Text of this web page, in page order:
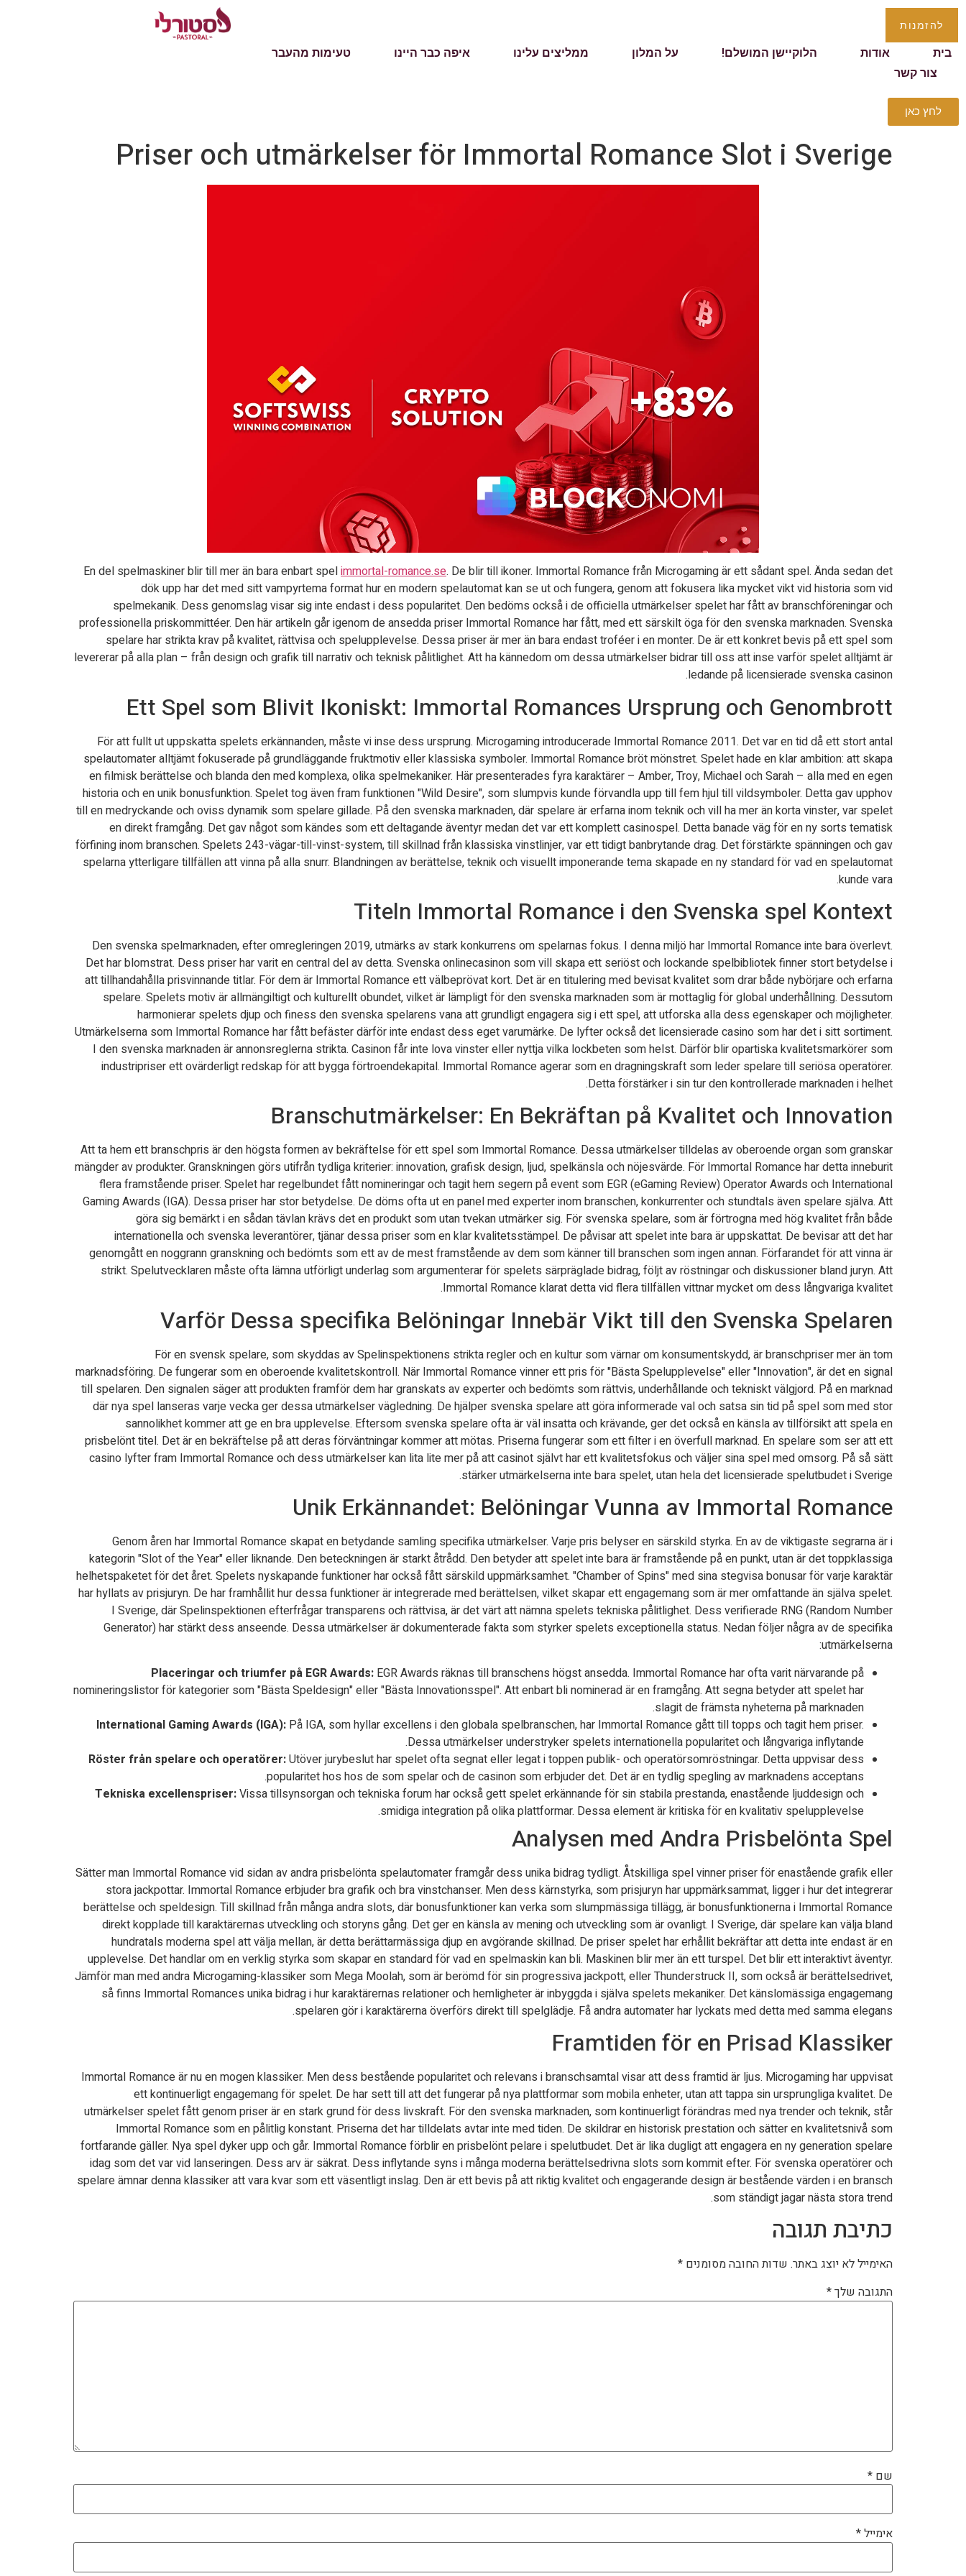
להזמנות
בית אודות הלוקיישן המושלם! על המלון ממליצים עלינו איפה כבר היינו
טעימות מהעבר
צור קשר
לחץ כאן
Priser och utmärkelser för Immortal Romance Slot i Sverige
En del spelmaskiner blir till mer än bara enbart spelimmortal-romance.se. De blir till ikoner. Immortal Romance från Microgaming är ett sådant spel. Ända sedan det
dök upp har det med sitt vampyrtema format hur en modern spelautomat kan se ut och fungera, genom att fokusera lika mycket vikt vid historia som vid
spelmekanik. Dess genomslag visar sig inte endast i dess popularitet. Den bedöms också i de officiella utmärkelser spelet har fått av branschföreningar och
professionella priskommittéer. Den här artikeln går igenom de ansedda priser Immortal Romance har fått, med ett särskilt öga för den svenska marknaden. Svenska
spelare har strikta krav på kvalitet, rättvisa och spelupplevelse. Dessa priser är mer än bara endast troféer i en monter. De är ett konkret bevis på ett spel som
levererar på alla plan – från design och grafik till narrativ och teknisk pålitlighet. Att ha kännedom om dessa utmärkelser bidrar till oss att inse varför spelet alltjämt är
ledande på licensierade svenska casinon.
Ett Spel som Blivit Ikoniskt: Immortal Romances Ursprung och Genombrott
För att fullt ut uppskatta spelets erkännanden, måste vi inse dess ursprung. Microgaming introducerade Immortal Romance 2011. Det var en tid då ett stort antal
spelautomater alltjämt fokuserade på grundläggande fruktmotiv eller klassiska symboler. Immortal Romance bröt mönstret. Spelet hade en klar ambition: att skapa
en filmisk berättelse och blanda den med komplexa, olika spelmekaniker. Här presenterades fyra karaktärer – Amber, Troy, Michael och Sarah – alla med en egen
historia och en unik bonusfunktion. Spelet tog även fram funktionen "Wild Desire", som slumpvis kunde förvandla upp till fem hjul till vildsymboler. Detta gav upphov
till en medryckande och oviss dynamik som spelare gillade. På den svenska marknaden, där spelare är erfarna inom teknik och vill ha mer än korta vinster, var spelet
en direkt framgång. Det gav något som kändes som ett deltagande äventyr medan det var ett komplett casinospel. Detta banade väg för en ny sorts tematisk
förfining inom branschen. Spelets 243-vägar-till-vinst-system, till skillnad från klassiska vinstlinjer, var ett tidigt banbrytande drag. Det förstärkte spänningen och gav
spelarna ytterligare tillfällen att vinna på alla snurr. Blandningen av berättelse, teknik och visuellt imponerande tema skapade en ny standard för vad en spelautomat
kunde vara.
Titeln Immortal Romance i den Svenska spel Kontext
Den svenska spelmarknaden, efter omregleringen 2019, utmärks av stark konkurrens om spelarnas fokus. I denna miljö har Immortal Romance inte bara överlevt.
Det har blomstrat. Dess priser har varit en central del av detta. Svenska onlinecasinon som vill skapa ett seriöst och lockande spelbibliotek finner stort betydelse i
att tillhandahålla prisvinnande titlar. För dem är Immortal Romance ett välbeprövat kort. Det är en titulering med bevisat kvalitet som drar både nybörjare och erfarna
spelare. Spelets motiv är allmängiltigt och kulturellt obundet, vilket är lämpligt för den svenska marknaden som är mottaglig för global underhållning. Dessutom
harmonierar spelets djup och finess den svenska spelarens vana att grundligt engagera sig i ett spel, att utforska alla dess egenskaper och möjligheter.
Utmärkelserna som Immortal Romance har fått befäster därför inte endast dess eget varumärke. De lyfter också det licensierade casino som har det i sitt sortiment.
I den svenska marknaden är annonsreglerna strikta. Casinon får inte lova vinster eller nyttja vilka lockbeten som helst. Därför blir opartiska kvalitetsmarkörer som
industripriser ett ovärderligt redskap för att bygga förtroendekapital. Immortal Romance agerar som en dragningskraft som leder spelare till seriösa operatörer.
Detta förstärker i sin tur den kontrollerade marknaden i helhet.
Branschutmärkelser: En Bekräftan på Kvalitet och Innovation
Att ta hem ett branschpris är den högsta formen av bekräftelse för ett spel som Immortal Romance. Dessa utmärkelser tilldelas av oberoende organ som granskar
mängder av produkter. Granskningen görs utifrån tydliga kriterier: innovation, grafisk design, ljud, spelkänsla och nöjesvärde. För Immortal Romance har detta inneburit
flera framstående priser. Spelet har regelbundet fått nomineringar och tagit hem segern på event som EGR (eGaming Review) Operator Awards och International
Gaming Awards (IGA). Dessa priser har stor betydelse. De döms ofta ut en panel med experter inom branschen, konkurrenter och stundtals även spelare själva. Att
göra sig bemärkt i en sådan tävlan krävs det en produkt som utan tvekan utmärker sig. För svenska spelare, som är förtrogna med hög kvalitet från både
internationella och svenska leverantörer, tjänar dessa priser som en klar kvalitetsstämpel. De påvisar att spelet inte bara är uppskattat. De bevisar att det har
genomgått en noggrann granskning och bedömts som ett av de mest framstående av dem som känner till branschen som ingen annan. Förfarandet för att vinna är
strikt. Spelutvecklaren måste ofta lämna utförligt underlag som argumenterar för spelets särpräglade bidrag, följt av röstningar och diskussioner bland juryn. Att
Immortal Romance klarat detta vid flera tillfällen vittnar mycket om dess långvariga kvalitet.
Varför Dessa specifika Belöningar Innebär Vikt till den Svenska Spelaren
För en svensk spelare, som skyddas av Spelinspektionens strikta regler och en kultur som värnar om konsumentskydd, är branschpriser mer än tom
marknadsföring. De fungerar som en oberoende kvalitetskontroll. När Immortal Romance vinner ett pris för "Bästa Spelupplevelse" eller "Innovation", är det en signal
till spelaren. Den signalen säger att produkten framför dem har granskats av experter och bedömts som rättvis, underhållande och tekniskt välgjord. På en marknad
där nya spel lanseras varje vecka ger dessa utmärkelser vägledning. De hjälper svenska spelare att göra informerade val och satsa sin tid på spel som med stor
sannolikhet kommer att ge en bra upplevelse. Eftersom svenska spelare ofta är väl insatta och krävande, ger det också en känsla av tillförsikt att spela en
prisbelönt titel. Det är en bekräftelse på att deras förväntningar kommer att mötas. Priserna fungerar som ett filter i en överfull marknad. En spelare som ser att ett
casino lyfter fram Immortal Romance och dess utmärkelser kan lita lite mer på att casinot självt har ett kvalitetsfokus och väljer sina spel med omsorg. På så sätt
stärker utmärkelserna inte bara spelet, utan hela det licensierade spelutbudet i Sverige.
Unik Erkännandet: Belöningar Vunna av Immortal Romance
Genom åren har Immortal Romance skapat en betydande samling specifika utmärkelser. Varje pris belyser en särskild styrka. En av de viktigaste segrarna är i
kategorin "Slot of the Year" eller liknande. Den beteckningen är starkt åtrådd. Den betyder att spelet inte bara är framstående på en punkt, utan är det toppklassiga
helhetspaketet för det året. Spelets nyskapande funktioner har också fått särskild uppmärksamhet. "Chamber of Spins" med sina stegvisa bonusar för varje karaktär
har hyllats av prisjuryn. De har framhållit hur dessa funktioner är integrerade med berättelsen, vilket skapar ett engagemang som är mer omfattande än själva spelet.
I Sverige, där Spelinspektionen efterfrågar transparens och rättvisa, är det värt att nämna spelets tekniska pålitlighet. Dess verifierade RNG (Random Number
Generator) har stärkt dess anseende. Dessa utmärkelser är dokumenterade fakta som styrker spelets exceptionella status. Nedan följer några av de specifika
utmärkelserna:
Placeringar och triumfer på EGR Awards: EGR Awards räknas till branschens högst ansedda. Immortal Romance har ofta varit närvarande på
nomineringslistor för kategorier som "Bästa Speldesign" eller "Bästa Innovationsspel". Att enbart bli nominerad är en framgång. Att segna betyder att spelet har
slagit de främsta nyheterna på marknaden.
International Gaming Awards (IGA): På IGA, som hyllar excellens i den globala spelbranschen, har Immortal Romance gått till topps och tagit hem priser.
Dessa utmärkelser understryker spelets internationella popularitet och långvariga inflytande.
Röster från spelare och operatörer:Utöver jurybeslut har spelet ofta segnat eller legat i toppen publik- och operatörsomröstningar. Detta uppvisar dess
popularitet hos hos de som spelar och de casinon som erbjuder det. Det är en tydlig spegling av marknadens acceptans.
Tekniska excellenspriser:Vissa tillsynsorgan och tekniska forum har också gett spelet erkännande för sin stabila prestanda, enastående ljuddesign och
smidiga integration på olika plattformar. Dessa element är kritiska för en kvalitativ spelupplevelse.
Analysen med Andra Prisbelönta Spel
Sätter man Immortal Romance vid sidan av andra prisbelönta spelautomater framgår dess unika bidrag tydligt. Åtskilliga spel vinner priser för enastående grafik eller
stora jackpottar. Immortal Romance erbjuder bra grafik och bra vinstchanser. Men dess kärnstyrka, som prisjuryn har uppmärksammat, ligger i hur det integrerar
berättelse och speldesign. Till skillnad från många andra slots, där bonusfunktioner kan verka som slumpmässiga tillägg, är bonusfunktionerna i Immortal Romance
direkt kopplade till karaktärernas utveckling och storyns gång. Det ger en känsla av mening och utveckling som är ovanligt. I Sverige, där spelare kan välja bland
hundratals moderna spel att välja mellan, är detta berättarmässiga djup en avgörande skillnad. De priser spelet har erhållit bekräftar att detta inte endast är en
upplevelse. Det handlar om en verklig styrka som skapar en standard för vad en spelmaskin kan bli. Maskinen blir mer än ett turspel. Det blir ett interaktivt äventyr.
Jämför man med andra Microgaming-klassiker som Mega Moolah, som är berömd för sin progressiva jackpott, eller Thunderstruck II, som också är berättelsedrivet,
så finns Immortal Romances unika bidrag i hur karaktärernas relationer och hemligheter är inbyggda i själva spelets mekaniker. Det känslomässiga engagemang
spelaren gör i karaktärerna överförs direkt till spelglädje. Få andra automater har lyckats med detta med samma elegans.
Framtiden för en Prisad Klassiker
Immortal Romance är nu en mogen klassiker. Men dess bestående popularitet och relevans i branschsamtal visar att dess framtid är ljus. Microgaming har uppvisat
ett kontinuerligt engagemang för spelet. De har sett till att det fungerar på nya plattformar som mobila enheter, utan att tappa sin ursprungliga kvalitet. De
utmärkelser spelet fått genom priser är en stark grund för dess livskraft. För den svenska marknaden, som kontinuerligt förändras med nya trender och teknik, står
Immortal Romance som en pålitlig konstant. Priserna det har tilldelats avtar inte med tiden. De skildrar en historisk prestation och sätter en kvalitetsnivå som
fortfarande gäller. Nya spel dyker upp och går. Immortal Romance förblir en prisbelönt pelare i spelutbudet. Det är lika dugligt att engagera en ny generation spelare
idag som det var vid lanseringen. Dess arv är säkrat. Dess inflytande syns i många moderna berättelsedrivna slots som kommit efter. För svenska operatörer och
spelare ämnar denna klassiker att vara kvar som ett väsentligt inslag. Den är ett bevis på att riktig kvalitet och engagerande design är bestående värden i en bransch
som ständigt jagar nästa stora trend.
כתיבת תגובה
האימייל לא יוצג באתר. שדות החובה מסומנים *
התגובה שלך*
שם *
אימייל*